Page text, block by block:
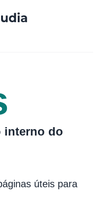
interno do
úteis para